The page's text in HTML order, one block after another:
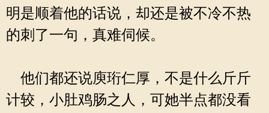
明是顺着他的话说，却还是被不冷不热
的刺了一句，真难伺候。
他们都还说庾珩仁厚，不是什么斤斤
计较，小肚鸡肠之人，可她半点都没看